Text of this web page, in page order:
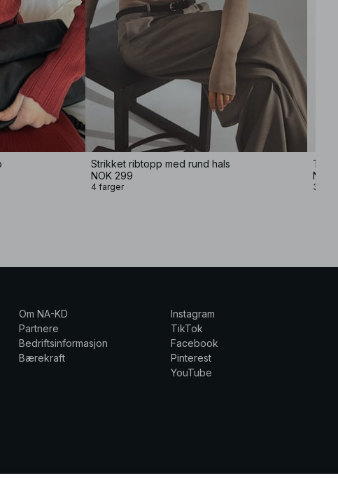
Strikket ribtopp med rund hals
NOK 299
4 farger
NOK
3
Om NA-KD
Partnere
Bedriftsinformasjon
Bærekraft
Instagram
TikTok
Facebook
Pinterest
YouTube